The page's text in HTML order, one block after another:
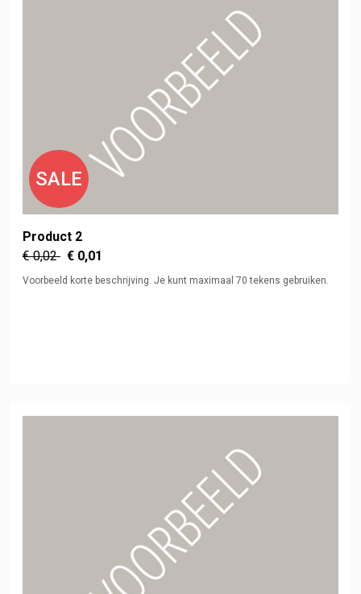
SALE
Product 2
€ 0,02 € 0,01
Voorbeeld korte beschrijving. Je kunt maximaal 70 tekens gebruiken.